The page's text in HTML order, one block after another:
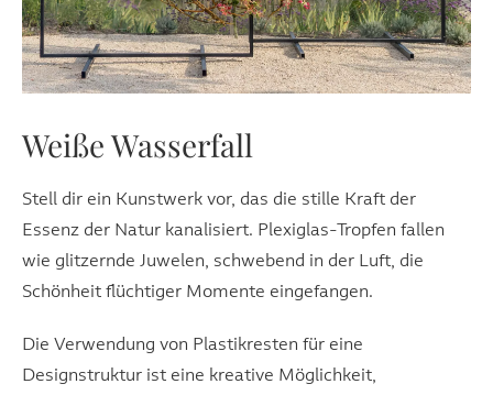
Weiße Wasserfall
Stell dir ein Kunstwerk vor, das die stille Kraft der
Essenz der Natur kanalisiert. Plexiglas-Tropfen fallen
wie glitzernde Juwelen, schwebend in der Luft, die
Schönheit flüchtiger Momente eingefangen.
Die Verwendung von Plastikresten für eine
Designstruktur ist eine kreative Möglichkeit,